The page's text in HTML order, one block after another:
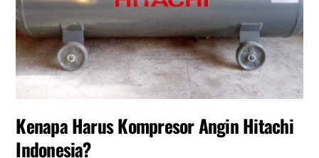
Kenapa Harus Kompresor Angin Hitachi
Indonesia?